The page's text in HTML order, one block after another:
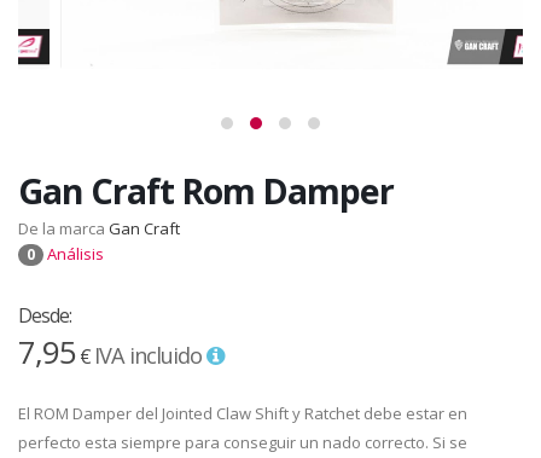
Gan Craft Rom Damper
De la marca Gan Craft
0 Análisis
Desde:
7,95€ IVA incluido
El ROM Damper del Jointed Claw Shift y Ratchet debe estar en
perfecto esta siempre para conseguir un nado correcto. Si se